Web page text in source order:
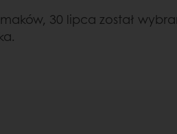
30 lipca został